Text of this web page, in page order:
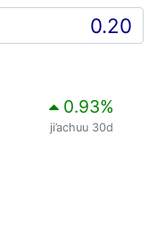
0.93%
ji’achuu 30d